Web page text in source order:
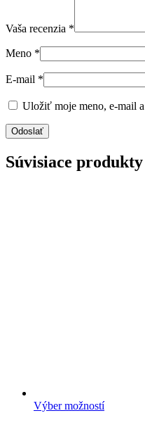
Vaša recenzia *
Meno *
E-mail *
Uložiť moje meno, e-mail
Súvisiace produkty
Výber možností